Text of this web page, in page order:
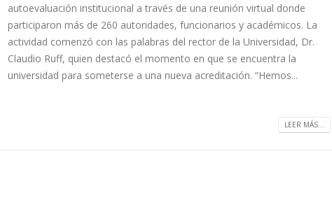
autoevaluación institucional a través de una reunión virtual donde
participaron más de 260 autoridades, funcionarios y académicos. La
actividad comenzó con las palabras del rector de la Universidad, Dr.
Claudio Ruff, quien destacó el momento en que se encuentra la
universidad para someterse a una nueva acreditación. “Hemos...
LEER MÁS...